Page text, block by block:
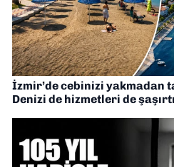
İzmir’de cebinizi yakmadan
Denizi de hizmetleri de